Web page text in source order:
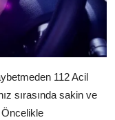
112 Acil
sırasında sakin ve